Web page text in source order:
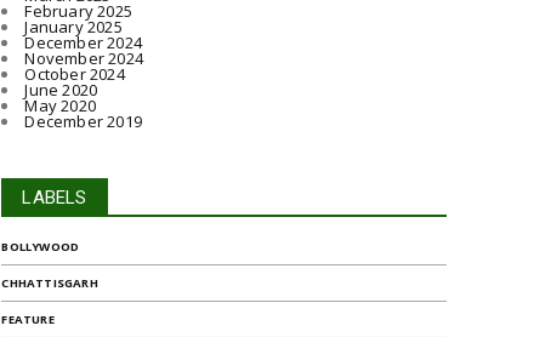
February 2025
January 2025
December 2024
November 2024
October 2024
June 2020
May 2020
December 2019
LABELS
BOLLYWOOD
CHHATTISGARH
FEATURE